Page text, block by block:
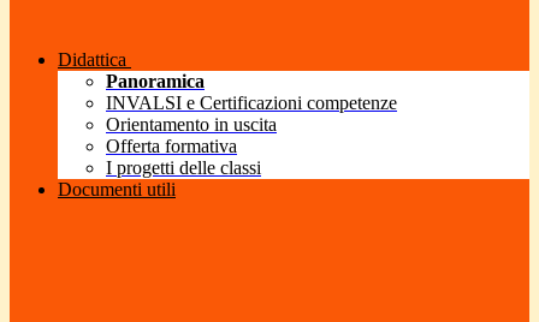
Didattica
Panoramica
INVALSI e Certificazioni competenze
Orientamento in uscita
Offerta formativa
I progetti delle classi
Documenti utili